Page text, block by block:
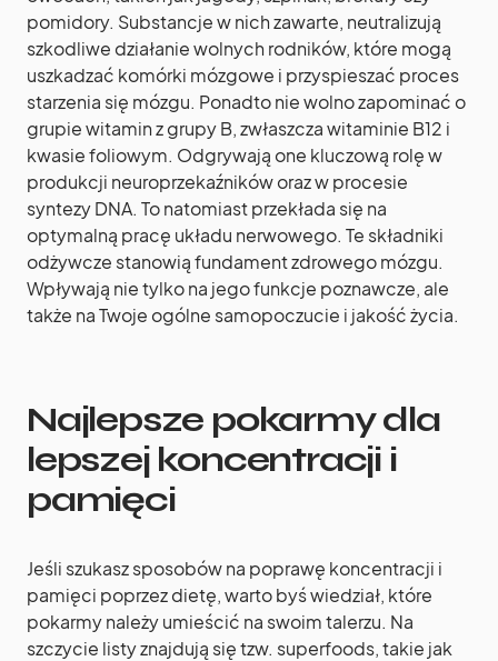
pomidory. Substancje w nich zawarte, neutralizują
szkodliwe działanie wolnych rodników, które mogą
uszkadzać komórki mózgowe i przyspieszać proces
starzenia się mózgu. Ponadto nie wolno zapominać o
grupie witamin z grupy B, zwłaszcza witaminie B12 i
kwasie foliowym. Odgrywają one kluczową rolę w
produkcji neuroprzekaźników oraz w procesie
syntezy DNA. To natomiast przekłada się na
optymalną pracę układu nerwowego. Te składniki
odżywcze stanowią fundament zdrowego mózgu.
Wpływają nie tylko na jego funkcje poznawcze, ale
także na Twoje ogólne samopoczucie i jakość życia.
Najlepsze pokarmy dla
lepszej koncentracji i
pamięci
Jeśli szukasz sposobów na poprawę koncentracji i
pamięci poprzez dietę, warto byś wiedział, które
pokarmy należy umieścić na swoim talerzu. Na
szczycie listy znajdują się tzw. superfoods, takie jak